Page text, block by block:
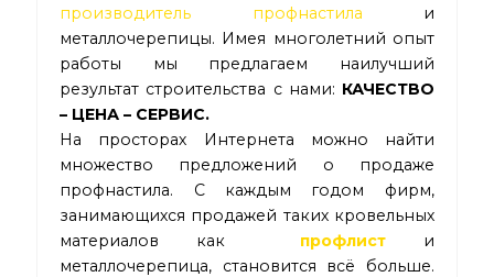
производитель профнастила и
металлочерепицы. Имея многолетний опыт
работы мы предлагаем наилучший
результат строительства с нами: КАЧЕСТВО
– ЦЕНА – СЕРВИС.
На просторах Интернета можно найти
множество предложений о продаже
профнастила. С каждым годом фирм,
занимающихся продажей таких кровельных
материалов как
профлисти
металлочерепица, становится всё больше.